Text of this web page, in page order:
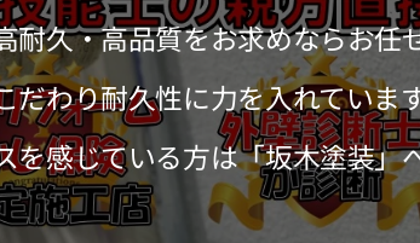
耐久・高品質をお求めならお任
だわり耐久性に力を入れていま
を感じている方は「坂木塗装」